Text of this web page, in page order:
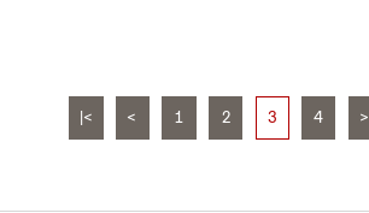
|< < 1 2 3 4 >